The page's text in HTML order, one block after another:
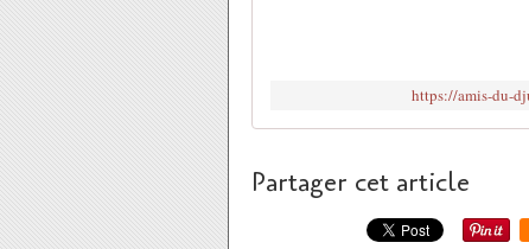
https://amis-du-
Partager cet article